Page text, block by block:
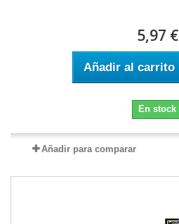
5,97 €
Añadir al carrito
En stock
Añadir para comparar